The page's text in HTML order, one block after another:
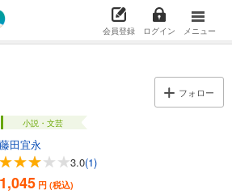
会員登録 ログイン メニュー
フォロー
小説・文芸
藤田宜永
3.0(1)
1,045 円 (税込)